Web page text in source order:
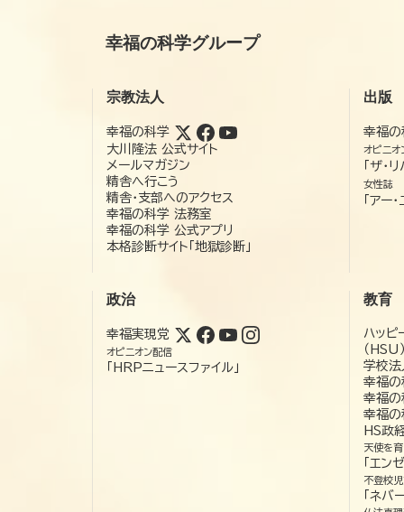
幸福の科学グループ
宗教法人
幸福の科学
大川隆法 公式サイト
メールマガジン
精舎へ行こう
精舎・支部へのアクセス
幸福の科学 法務室
幸福の科学 公式アプリ
本格診断サイト「地獄診断」
出版
幸福の
オピニオ
「ザ・
女性誌
「アー
政治
幸福実現党
オピニオン配信
「HRPニュースファイル」
教育
ハッピ
（HSU
学校
幸福の
幸福の
幸福
HS政
天使を
「エン
不登校
「ネバ